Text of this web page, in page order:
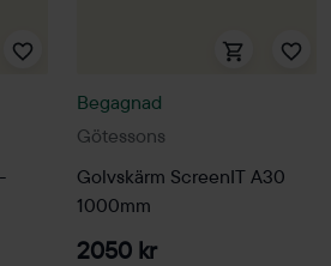
Götessons
Begagnad
Golvskärm ScreenIT A30
1000mm
2050 kr